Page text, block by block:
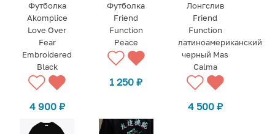
Футболка
Akomplice
Love Over
Fear
Embroidered
Black
4 900 ₽
Футболка
Friend
Function
Peace
1 250₽
Лонгслив
Friend
Function
латиноамериканский
черный Mas
Calma
4 500 ₽